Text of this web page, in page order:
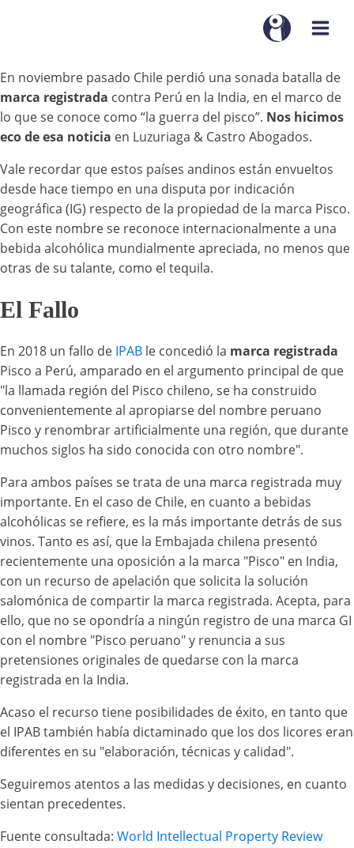
En noviembre pasado Chile perdió una sonada batalla de
marca registrada contra Perú en la India, en el marco de
lo que se conoce como “la guerra del pisco”. Nos hicimos
eco de esa noticia en Luzuriaga & Castro Abogados.
Vale recordar que estos países andinos están envueltos
desde hace tiempo en una disputa por indicación
geográfica (IG) respecto de la propiedad de la marca Pisco.
Con este nombre se reconoce internacionalmente a una
bebida alcohólica mundialmente apreciada, no menos que
otras de su talante, como el tequila.
El Fallo
En 2018 un fallo de IPAB le concedió la marca registrada
Pisco a Perú, amparado en el argumento principal de que
"la llamada región del Pisco chileno, se ha construido
convenientemente al apropiarse del nombre peruano
Pisco y renombrar artificialmente una región, que durante
muchos siglos ha sido conocida con otro nombre".
Para ambos países se trata de una marca registrada muy
importante. En el caso de Chile, en cuanto a bebidas
alcohólicas se refiere, es la más importante detrás de sus
vinos. Tanto es así, que la Embajada chilena presentó
recientemente una oposición a la marca "Pisco" en India,
con un recurso de apelación que solicita la solución
salomónica de compartir la marca registrada. Acepta, para
ello, que no se opondría a ningún registro de una marca GI
con el nombre "Pisco peruano" y renuncia a sus
pretensiones originales de quedarse con la marca
registrada en la India.
Acaso el recurso tiene posibilidades de éxito, en tanto que
el IPAB también había dictaminado que los dos licores eran
diferentes en su "elaboración, técnicas y calidad".
Seguiremos atentos a las medidas y decisiones, en cuanto
sientan precedentes.
Fuente consultada: World Intellectual Property Review